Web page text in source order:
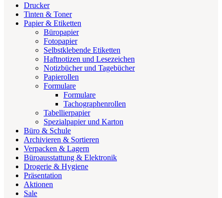
Drucker
Tinten & Toner
Papier & Etiketten
Büropapier
Fotopapier
Selbstklebende Etiketten
Haftnotizen und Lesezeichen
Notizbücher und Tagebücher
Papierollen
Formulare
Formulare
Tachographenrollen
Tabellierpapier
Spezialpapier und Karton
Büro & Schule
Archivieren & Sortieren
Verpacken & Lagern
Büroausstattung & Elektronik
Drogerie & Hygiene
Präsentation
Aktionen
Sale